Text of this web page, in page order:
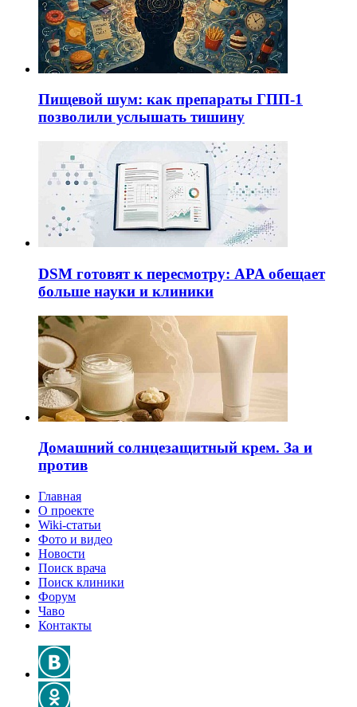
Пищевой шум: как препараты ГПП-1
позволили услышать тишину
DSM готовят к пересмотру: APA обещает
больше науки и клиники
Домашний солнцезащитный крем. За и
против
Главная
О проекте
Wiki-статьи
Фото и видео
Новости
Поиск врача
Поиск клиники
Форум
Чаво
Контакты